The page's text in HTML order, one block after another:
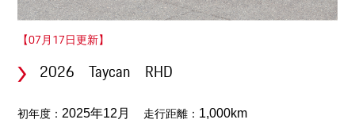
【07月17日更新】
2026 Taycan RHD
初年度：2025年12月 走行距離： 1,000km